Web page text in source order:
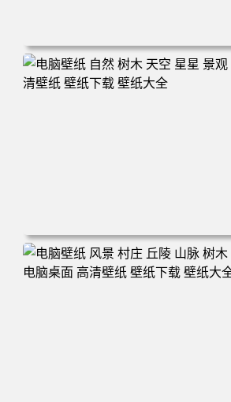
电脑壁纸 自然 水 海滩 冰岛 黑沙 大海
壁纸下载 壁纸大全
电脑壁纸 自然 树木 天空 星星 景观 夜晚
壁纸下载 壁纸大全